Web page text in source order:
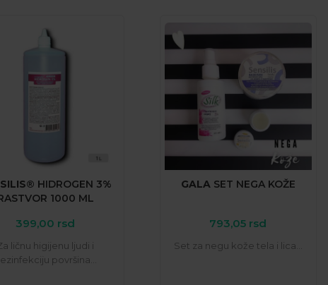
HIDROGEN 3%
1000 ML
399,00 rsd
ličnu higijenu ljudi i
površina...
GALA SET NEGA KOŽE
793,05 rsd
Set za negu kože tela i lica...